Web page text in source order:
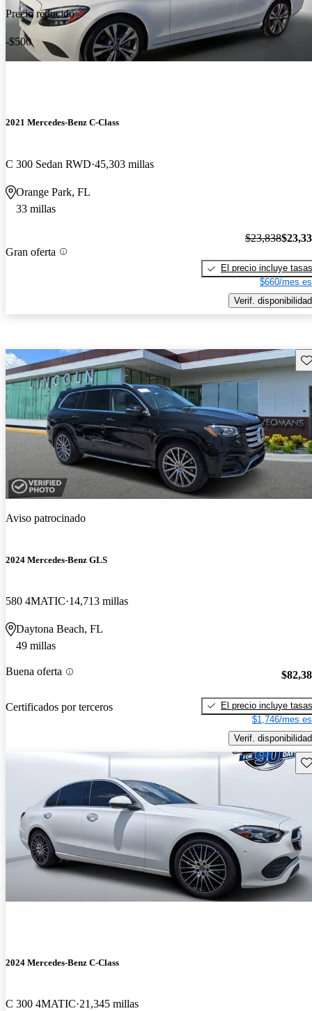
Precio reducido
-$500
2021 Mercedes-Benz C-Class
C 300 Sedan RWD 45,303 millas
Orange Park, FL
33 millas
Gran oferta
$23,838
El precio incluye tasas
$660/mes
Verif. disponibilidad
Aviso patrocinado
2024 Mercedes-Benz GLS
580 4MATIC 14,713 millas
Daytona Beach, FL
49 millas
Buena oferta
Certificados por terceros
El precio incluye tasas
$1,746/mes
Verif. disponibilidad
2024 Mercedes-Benz C-Class
C 300 4MATIC 21,345 millas